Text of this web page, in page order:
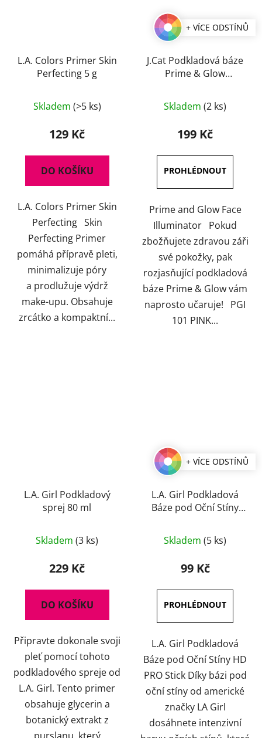
L.A. Colors Primer Skin
Perfecting 5 g
Skladem (>5 ks)
129 Kč
DO KOŠÍKU
L.A. Colors Primer Skin
Perfecting Skin
Perfecting Primer
pomáhá přípravě pleti,
minimalizuje póry
a prodlužuje výdrž
make-upu. Obsahuje
zrcátko a kompaktní...
+ VÍCE ODSTÍNŮ
J.Cat Podkladová báze
Prime & Glow
Skladem (2 ks)
199 Kč
Prime and Glow Face
Illuminator Pokud
zbožňujete zdravou záři
své pokožky, pak
rozjasňující podkladová
báze Prime & Glow vám
naprosto učaruje! PGI
101 PINK...
L.A. Girl Podkladový
sprej 80 ml
hodnocení
produktu
5,0
z
hvězdiček.
Skladem (3 ks)
229 Kč
DO KOŠÍKU
Připravte dokonale svoji
pleť pomocí tohoto
podkladového spreje od
L.A. Girl. Tento primer
obsahuje glycerin a
botanický extrakt z
+ VÍCE ODSTÍNŮ
L.A. Girl Podkladová
Báze pod Oční Stíny
Skladem (5 ks)
99 Kč
L.A. Girl Podkladová
Báze pod Oční Stíny HD
PRO Stick Díky bázi pod
oční stíny od americké
značky LA Girl
dosáhnete intenzivní